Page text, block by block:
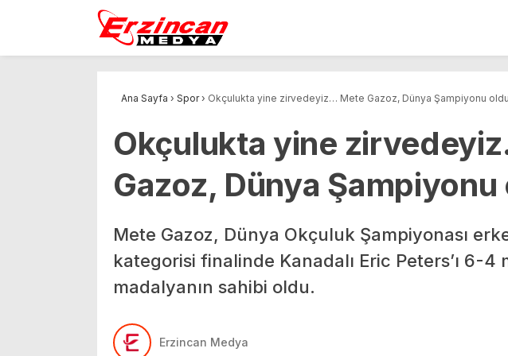
Ana Sayfa › Spor› Okçulukta yine zirvedeyiz… Mete Gazoz, Dünya Şampiyonu
Okçulukta yine
Gazoz, Dünya Şampiyonu
Mete Gazoz, Dünya Okçuluk Şampiyonası
kategorisi finalinde Kanadalı Eric Peters’ı 6-4
madalyanın sahibi oldu.
Erzincan Medya